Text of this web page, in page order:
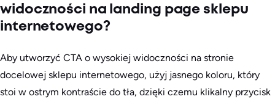
widoczności na landing page sklepu
internetowego?
Aby utworzyć CTA o wysokiej widoczności na stronie
docelowej sklepu internetowego, użyj jasnego koloru, który
stoi w ostrym kontraście do tła, dzięki czemu klikalny przycisk